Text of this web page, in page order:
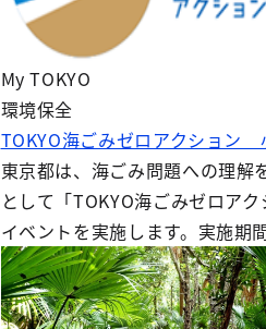
My TOKYO
環境保全
TOKYO海ごみゼロアクション
東京都は、海ごみ問題への理解
として「TOKYO海ごみゼロア
イベントを実施します。実施期